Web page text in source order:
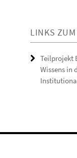
LINKS
Teilprojekt
Wissens in